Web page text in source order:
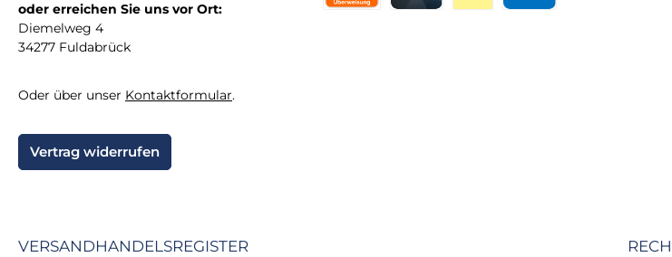
oder erreichen Sie uns vor Ort:
Diemelweg 4
34277 Fuldabrück
Oder über unser Kontaktformular.
Vertrag widerrufen
VERSANDHANDELSREGISTER